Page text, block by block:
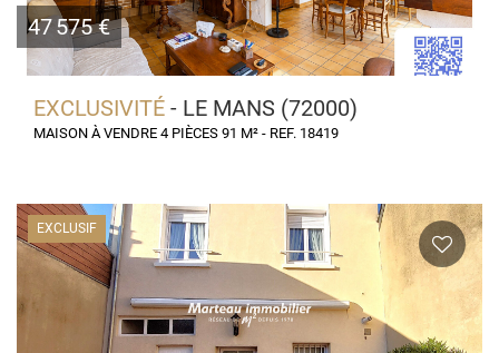
47 575 €
EXCLUSIVITÉ - LE MANS (72000)
MAISON À VENDRE 4 PIÈCES 91 M² - REF. 18419
EXCLUSIF